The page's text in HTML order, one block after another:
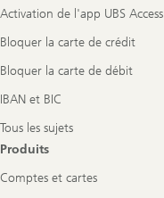
Activation de l'app UBS Access
Bloquer la carte de crédit
Bloquer la carte de débit
IBAN et BIC
Tous les sujets
Produits
Comptes et cartes